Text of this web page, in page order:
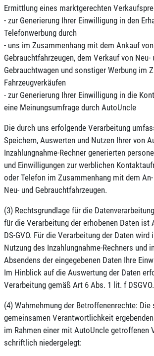
Ermittlung eines marktgerechten
- zur Generierung Ihrer Einwilligung in den
Telefonwerbung durch
- uns im Zusammenhang mit dem Ankauf von
Gebrauchtfahrzeugen, dem Verkauf von Neu-
Gebrauchtwagen und sonstiger Werbung im
Fahrzeugverkäufen
- zur Generierung Ihrer Einwilligung in die
eine Meinungsumfrage durch AutoUncle
Die durch uns erfolgende Verarbeitung
Speichern, Auswerten und Nutzen Ihrer von
Inzahlungnahme-Rechner generierten
und Einwilligungen zur werblichen
oder Telefon im Zusammenhang mit dem
Neu- und Gebrauchtfahrzeugen.
(3) Rechtsgrundlage für die
für die Verarbeitung der erhobenen Daten ist
DS-GVO. Für die Verarbeitung der Daten
Nutzung des Inzahlungnahme-Rechners und
Absendens der eingegebenen Daten Ihre
Im Hinblick auf die Auswertung der Daten
Verarbeitung gemäß Art 6 Abs. 1 lit. f DSGVO.
(4) Wahrnehmung der Betroffenenrechte: Die
gemeinsamen Verantwortlichkeit
im Rahmen einer mit AutoUncle getroffenen
schriftlich niedergelegt: